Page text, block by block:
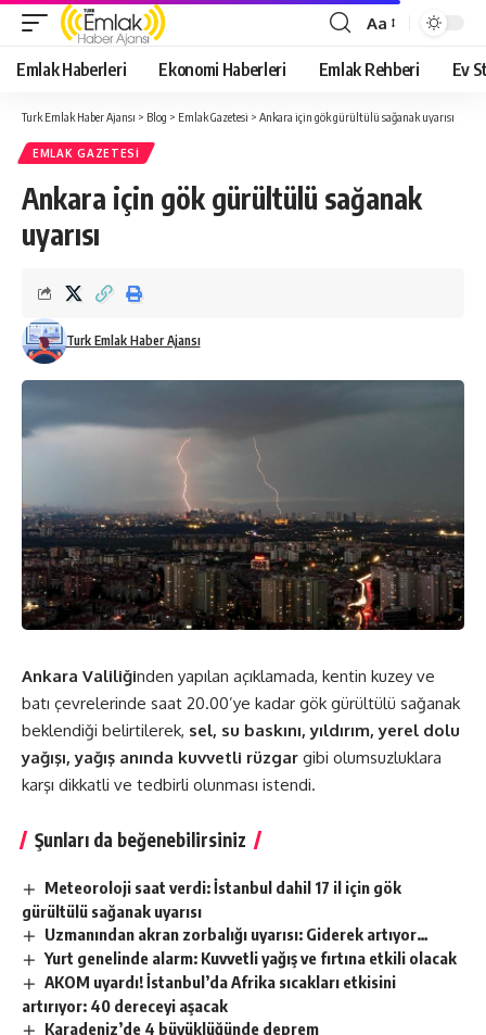
Yazı
Tipi
Boyutlandırıcı
Aa
Emlak Haberleri Ekonomi Haberleri Emlak Rehberi Ev
Turk Emlak Haber Ajansı > Blog > Emlak Gazetesi > Ankara için gök gürültülü sağanak uyarısı
EMLAK GAZETESI
Ankara için gök gürültülü sağanak
uyarısı
Turk Emlak Haber Ajansı
Ankara Valiliğinden yapılan açıklamada, kentin kuzey ve
batı çevrelerinde saat 20.00’ye kadar gök gürültülü sağanak
beklendiği belirtilerek, sel, su baskını, yıldırım, yerel dolu
yağışı, yağış anında kuvvetli rüzgar gibi olumsuzluklara
karşı dikkatli ve tedbirli olunması istendi.
Şunları da beğenebilirsiniz
Meteoroloji saat verdi: İstanbul dahil 17 il için gök
gürültülü sağanak uyarısı
Uzmanından akran zorbalığı uyarısı: Giderek artıyor…
Yurt genelinde alarm: Kuvvetli yağış ve fırtına etkili olacak
AKOM uyardı! İstanbul’da Afrika sıcakları etkisini
artırıyor: 40 dereceyi aşacak
Karadeniz’de 4 büyüklüğünde deprem